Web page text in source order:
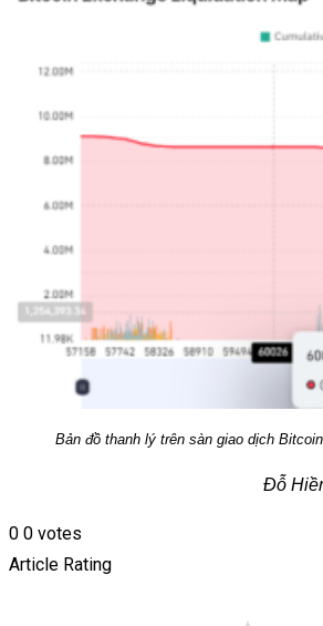
Bản đồ thanh lý trên sàn giao dịch
Đỗ
0 0 votes
Article Rating